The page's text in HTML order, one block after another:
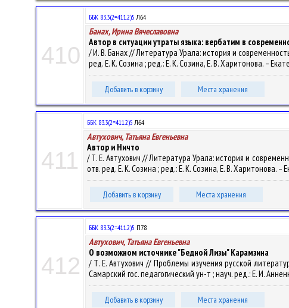
410
ББК 83.3(2=411.2)5 Л64
Банах, Ирина Вячеславовна
Автор в ситуации утраты языка: вербатим в
/ И. В. Банах // Литература Урала: история и
ред. Е. К. Созина ; ред.: Е. К. Созина, Е. В. Харитонова. –
Добавить в корзину Места хранения
411
ББК 83.3(2=411.2)5 Л64
Автухович, Татьяна Евгеньевна
Автор и Ничто
/ Т. Е. Автухович // Литература Урала: история и
отв. ред. Е. К. Созина ; ред.: Е. К. Созина, Е. В. Харитонова.
Добавить в корзину Места хранения
412
ББК 83.3(2=411.2)5 П78
Автухович, Татьяна Евгеньевна
О возможном источнике "Бедной Лизы" Карамзина
/ Т. Е. Автухович // Проблемы изучения русской
Самарский гос. педагогический ун-т ; науч. ред.: Е. И.
Добавить в корзину Места хранения